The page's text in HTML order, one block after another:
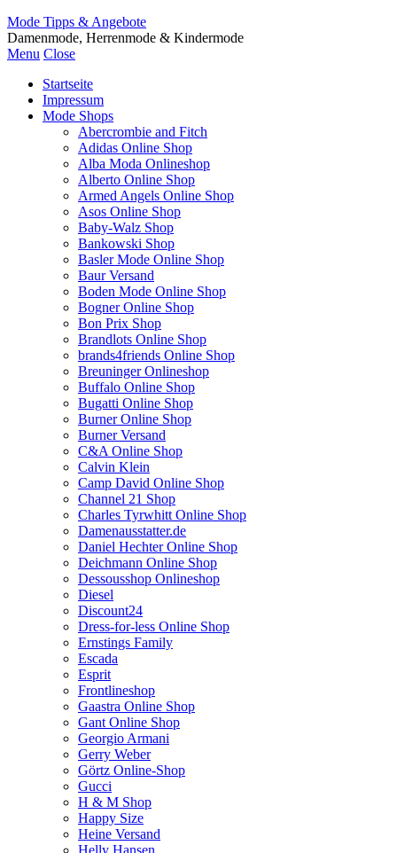
Mode Tipps & Angebote
Damenmode, Herrenmode & Kindermode
Menu Close
Startseite
Impressum
Mode Shops
Abercrombie and Fitch
Adidas Online Shop
Alba Moda Onlineshop
Alberto Online Shop
Armed Angels Online Shop
Asos Online Shop
Baby-Walz Shop
Bankowski Shop
Basler Mode Online Shop
Baur Versand
Boden Mode Online Shop
Bogner Online Shop
Bon Prix Shop
Brandlots Online Shop
brands4friends Online Shop
Breuninger Onlineshop
Buffalo Online Shop
Bugatti Online Shop
Burner Online Shop
Burner Versand
C&A Online Shop
Calvin Klein
Camp David Online Shop
Channel 21 Shop
Charles Tyrwhitt Online Shop
Damenausstatter.de
Daniel Hechter Online Shop
Deichmann Online Shop
Dessousshop Onlineshop
Diesel
Discount24
Dress-for-less Online Shop
Ernstings Family
Escada
Esprit
Frontlineshop
Gaastra Online Shop
Gant Online Shop
Georgio Armani
Gerry Weber
Görtz Online-Shop
Gucci
H & M Shop
Happy Size
Heine Versand
Helly Hansen